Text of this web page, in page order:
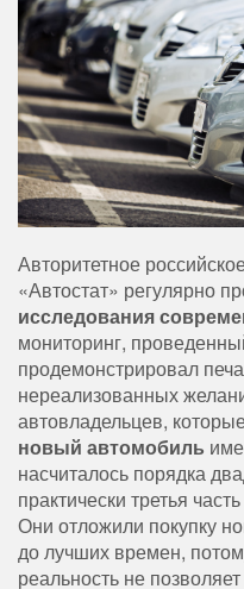
Авторитетное
«Автостат» регулярно
исследования
мониторинг,
продемонстрировал
нереализованных
автовладельцев,
новый автомобиль
насчиталось порядка
практически третья
Они отложили покупку
до лучших времен,
реальность не